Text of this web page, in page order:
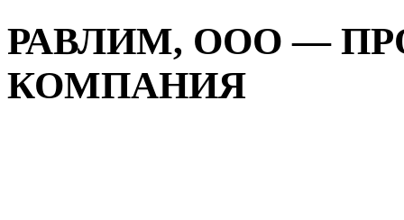
РАВЛИМ, ООО —
КОМПАНИЯ